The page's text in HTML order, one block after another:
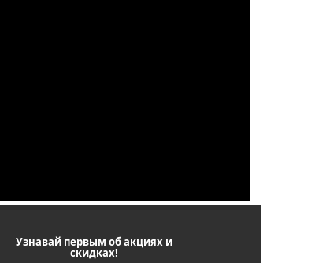
Узнавай первым об акциях и
скидках!